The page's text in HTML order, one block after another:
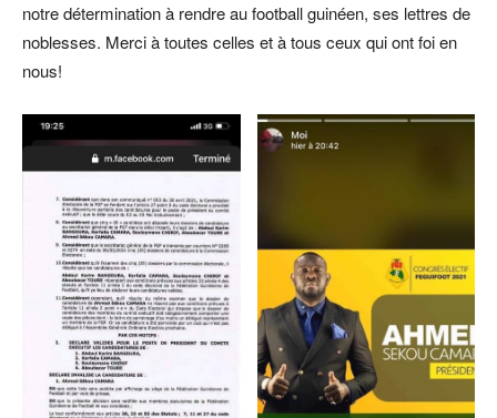
notre détermination à rendre au football guinéen, ses lettres de
noblesses. Merci à toutes celles et à tous ceux qui ont foi en
nous!